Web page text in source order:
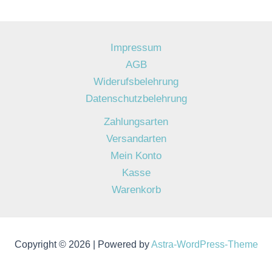
Impressum
AGB
Widerufsbelehrung
Datenschutzbelehrung
Zahlungsarten
Versandarten
Mein Konto
Kasse
Warenkorb
Copyright © 2026 | Powered byAstra-WordPress-Theme